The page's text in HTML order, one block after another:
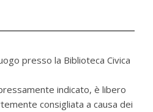
presso la Biblioteca Civica
indicato, è libero
consigliata a causa dei